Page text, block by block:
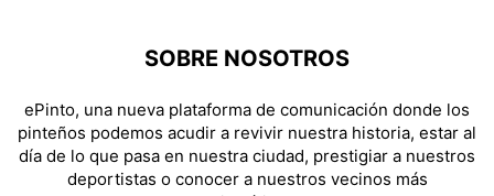
SOBRE NOSOTROS
ePinto, una nueva plataforma de comunicación donde los
pinteños podemos acudir a revivir nuestra historia, estar al
día de lo que pasa en nuestra ciudad, prestigiar a nuestros
deportistas o conocer a nuestros vecinos más